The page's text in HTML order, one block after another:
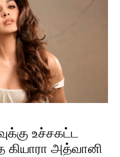
உச்சகட்ட
கியாரா அத்வானி